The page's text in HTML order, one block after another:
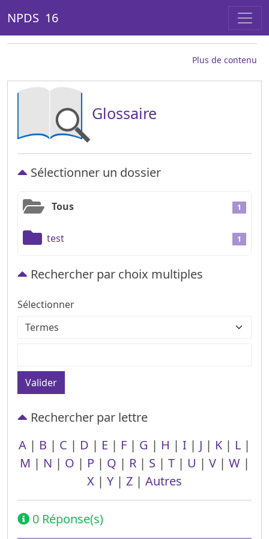
NPDS 16
Plus de contenu
Glossaire
Sélectionner un dossier
Tous 1
test 1
Rechercher par choix multiples
Sélectionner
Valider
Rechercher par lettre
A | B | C | D | E | F | G | H | I | J | K | L |
M | N | O | P | Q | R| S | T| U | V| W|
X | Y | Z | Autres
0 Réponse(s)